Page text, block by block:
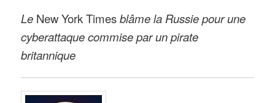
Le New York Timesblâme la Russie pour une
cyberattaque commise par un pirate
britannique